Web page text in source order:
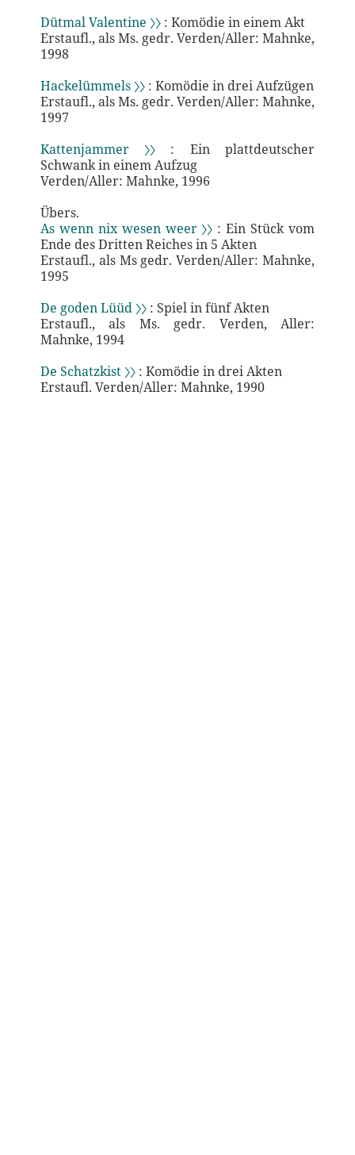
Dütmal Valentine 〉〉: Komödie in einem Akt
Erstaufl., als Ms. gedr. Verden/Aller: Mahnke,
1998
Hackelümmels 〉〉: Komödie in drei Aufzügen
Erstaufl., als Ms. gedr. Verden/Aller: Mahnke,
1997
Kattenjammer 〉〉 : Ein plattdeutscher
Schwank in einem Aufzug
Verden/Aller: Mahnke, 1996
Übers.
As wenn nix wesen weer 〉〉 : Ein Stück vom
Ende des Dritten Reiches in 5 Akten
Erstaufl., als Ms gedr. Verden/Aller: Mahnke,
1995
De goden Lüüd 〉〉: Spiel in fünf Akten
Erstaufl., als Ms. gedr. Verden, Aller:
Mahnke, 1994
De Schatzkist 〉〉: Komödie in drei Akten
Erstaufl. Verden/Aller: Mahnke, 1990